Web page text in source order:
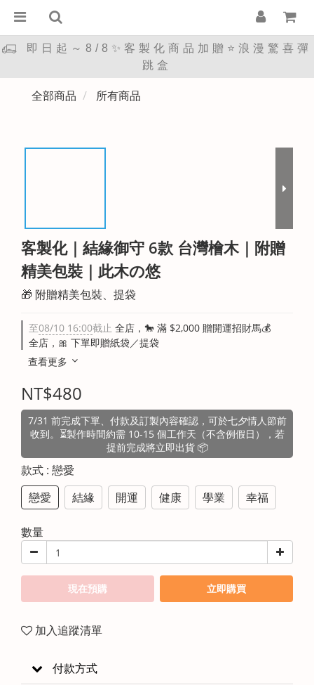
即日起～8/8✨客製化商品加贈⭐浪漫驚喜彈
跳盒
全部商品 所有商品
客製化｜結緣御守 6款 台灣檜木｜附贈
精美包裝｜此木の悠
🎁 附贈精美包裝、提袋
至08/10 16:00截止 全店，🐎 滿 $2,000 贈開運招財馬💰
全店，🎀 下單即贈紙袋／提袋
查看更多
NT$480
7/31 前完成下單、付款及訂製內容確認，可於七夕情人節前
收到。⏳製作時間約需 10-15 個工作天（不含例假日），若
提前完成將立即出貨 📦
款式 : 戀愛
戀愛
結緣 開運 健康 學業 幸福
數量
現在預購 立即購買
加入追蹤清單
付款方式